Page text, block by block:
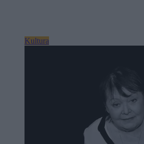
Kultura